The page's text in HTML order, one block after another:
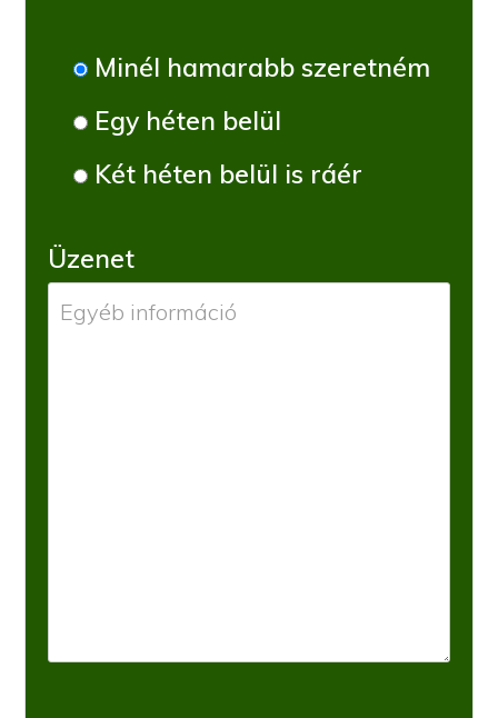
Minél hamarabb szeretném
Egy héten belül
Két héten belül is ráér
Üzenet